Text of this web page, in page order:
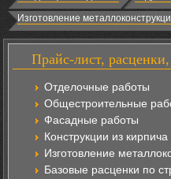
Изготовление
Прайс-лист, расценки,
Отделочные работы
Общестроительные
Фасадные работы
Конструкции из
Изготовление
Базовые расценки по